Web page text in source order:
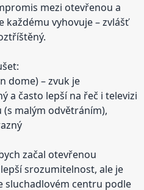
mezi otevřenou a
každému vyhovuje – zvlášť
dome) – zvuk je
a často lepší na řeč i televizi
malým odvětráním),
začal otevřenou
srozumitelnost, ale je
centru podle